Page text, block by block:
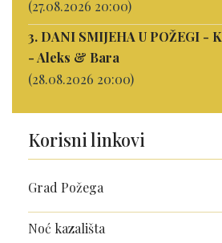
(27.08.2026 20:00)
3. DANI SMIJEHA U POŽEGI -
- Aleks & Bara
(28.08.2026 20:00)
Korisni linkovi
Grad Požega
Noć kazališta